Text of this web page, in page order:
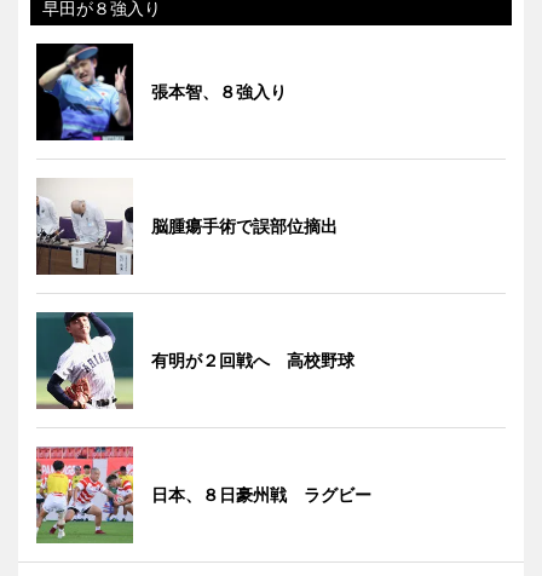
早田が８強入り
張本智、８強入り
脳腫瘍手術で誤部位摘出
有明が２回戦へ 高校野球
日本、８日豪州戦 ラグビー